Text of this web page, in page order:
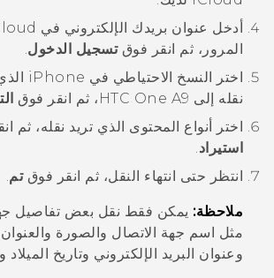
أدخل عنوان بريدك الإلكتروني في
المرور، ثم انقر فوقتسجيل الدخول
اختر النسخ الاحتياطي في iPhone
نقله إلى HTC One A9 ، ثم انقر فوق
اختر أنواع المحتوى الذي تريد نقله، ثم
استيراد
انتظر حتى انتهاء النقل، ثم انقر فوقتم
ملاحظة: يمكن فقط نقل بعض تفاصيل
مثل اسم جهة الاتصال والصورة والعنوان
وعنوان البريد الإلكتروني وتاريخ الميلاد